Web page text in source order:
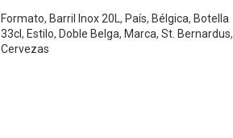
Formato, Barril Inox 20L , País, Bélgica, Botella
33cl, Estilo, Doble Belga, Marca, St. Bernardus,
Cervezas